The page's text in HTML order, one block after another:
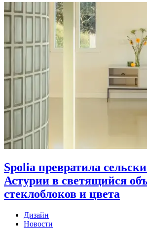
Spolia превратила
Астурии в светящийся
стеклоблоков и цвета
Дизайн
Новости